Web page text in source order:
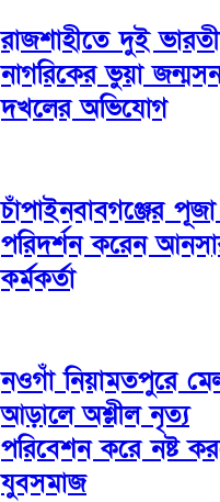
রাজশাহীতে দুই
নাগরিকের ভুয়া
দখলের অভিযোগ
চাঁপাইনবাবগঞ্জের
পরিদর্শন করেন
কর্মকর্তা
নওগাঁ নিয়ামতপুরে
আড়ালে অশ্লীল নৃত্য
পরিবেশন করে নষ্ট
যুবসমাজ